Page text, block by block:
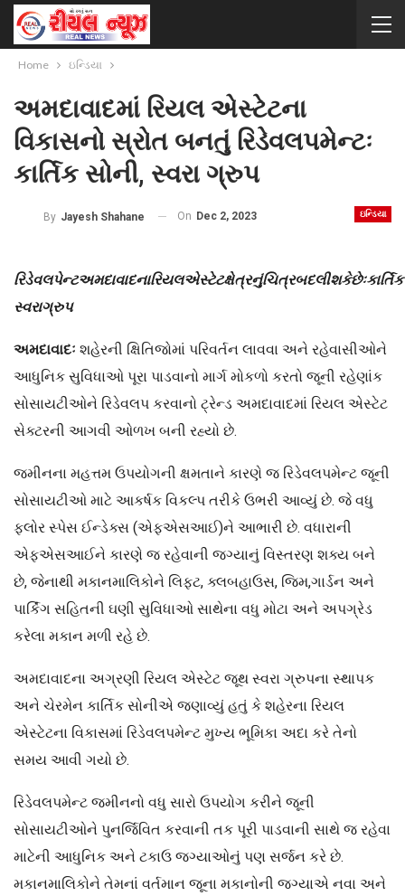
Home ઇન્ડિયા
અમદાવાદમાં રિયલ એસ્ટેટના
વિકાસનો સ્રોત બનતું રિડેવલપમેન્ટઃ
કાર્તિક સોની, સ્વરા ગ્રુપ
ઇન્ડિયા
By Jayesh Shahane On Dec 2, 2023
રિડેવલપેન્ટઅમદાવાદનારિયલએસ્ટેટક્ષેત્રનુંચિત્રબદલીશકેછેઃકાર્તિક
સ્વરાગ્રુપ
અમદાવાદઃ શહેરની ક્ષિતિજોમાં પરિવર્તન લાવવા અને રહેવાસીઓને
આધુનિક સુવિધાઓ પૂરા પાડવાનો માર્ગ મોકળો કરતો જૂની રહેણાંક
સોસાયટીઓને રિડેવલપ કરવાનો ટ્રેન્ડ અમદાવાદમાં રિયલ એસ્ટેટ
સેક્ટરની આગવી ઓળખ બની રહ્યો છે.
જમીનના મહત્તમ ઉપયોગની ક્ષમતાને કારણે જ રિડેવલપમેન્ટ જૂની
સોસાયટીઓ માટે આકર્ષક વિકલ્પ તરીકે ઉભરી આવ્યું છે. જે વધુ
ફ્લોર સ્પેસ ઈન્ડેક્સ (એફએસઆઈ)ને આભારી છે. વધારાની
એફએસઆઈને કારણે જ રહેવાની જગ્યાનું વિસ્તરણ શક્ય બને
છે, જેનાથી મકાનમાલિકોને લિફ્ટ, ક્લબહાઉસ, જિમ,ગાર્ડન અને
પાર્કિંગ સહિતની ઘણી સુવિધાઓ સાથેના વધુ મોટા અને અપગ્રેડ
કરેલા મકાન મળી રહે છે.
અમદાવાદના અગ્રણી રિયલ એસ્ટેટ જૂથ સ્વરા ગ્રુપના સ્થાપક
અને ચેરમેન કાર્તિક સોનીએ જણાવ્યું હતું કે શહેરના રિયલ
એસ્ટેટના વિકાસમાં રિડેવલપમેન્ટ મુખ્ય ભૂમિકા અદા કરે તેનો
સમય આવી ગયો છે.
રિડેવલપમેન્ટ જમીનનો વધુ સારો ઉપયોગ કરીને જૂની
સોસાયટીઓને પુનર્જિવિત કરવાની તક પૂરી પાડવાની સાથે જ રહેવા
માટેની આધુનિક અને ટકાઉ જગ્યાઓનું પણ સર્જન કરે છે.
મકાનમાલિકોને તેમનાં વર્તમાન જૂના મકાનોની જગ્યાએ નવા અને